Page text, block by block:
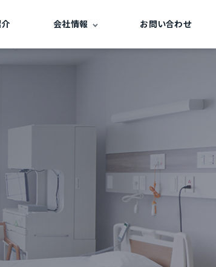
会社情報 お問い合わせ